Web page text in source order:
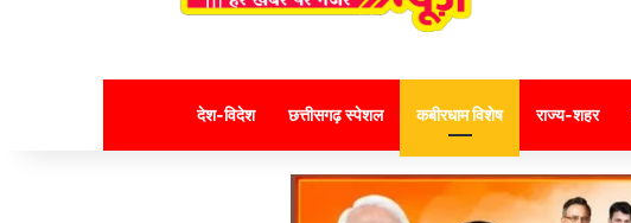
Homeदेश-विदेश छत्तीसगढ़ स्पेशल कबीरधाम विशेष राज्य-शहर